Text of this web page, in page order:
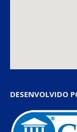
DESENVOLVIDO